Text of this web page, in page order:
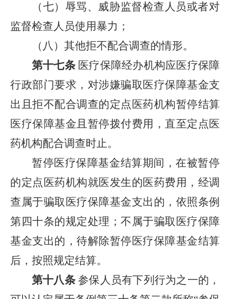
（七）辱骂、威胁监督检查人员或者对
监督检查人员使用暴力；
（八）其他拒不配合调查的情形。
第十七条医疗保障经办机构应医疗保障
行政部门要求，对涉嫌骗取医疗保障基金支
出且拒不配合调查的定点医药机构暂停结算
医疗保障基金且暂停拨付费用，直至定点医
药机构配合调查时止。
暂停医疗保障基金结算期间，在被暂停
的定点医药机构就医发生的医药费用，经调
查属于骗取医疗保障基金支出的，依照条例
第四十条的规定处理；不属于骗取医疗保障
基金支出的，待解除暂停医疗保障基金结算
后，按照规定结算。
第十八条参保人员有下列行为之一的，